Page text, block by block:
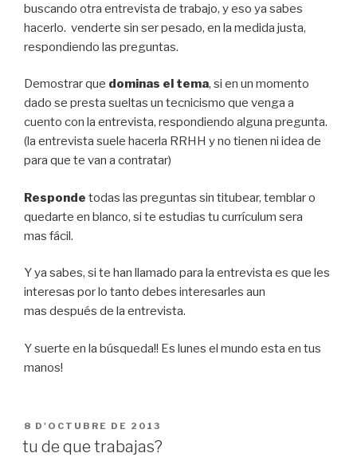
buscando otra entrevista de trabajo, y eso ya sabes
hacerlo. venderte sin ser pesado, en la medida justa,
respondiendo las preguntas.
Demostrar que dominas el tema, si en un momento
dado se presta sueltas un tecnicismo que venga a
cuento con la entrevista, respondiendo alguna pregunta.
(la entrevista suele hacerla RRHH y no tienen ni idea de
para que te van a contratar)
Responde todas las preguntas sin titubear, temblar o
quedarte en blanco, si te estudias tu currículum sera
mas fácil.
Y ya sabes, si te han llamado para la entrevista es que les
interesas por lo tanto debes interesarles aun
mas después de la entrevista.
Y suerte en la búsqueda!! Es lunes el mundo esta en tus
manos!
PUBLICAT
A
8 D'OCTUBRE DE 2013
tu de que trabajas?